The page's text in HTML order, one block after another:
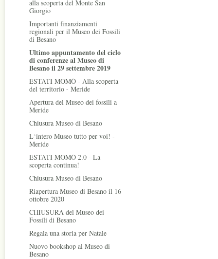
alla scoperta del Monte San
Giorgio
Importanti finanziamenti
regionali per il Museo dei Fossili
di Besano
Ultimo appuntamento del ciclo
di conferenze al Museo di
Besano il 29 settembre 2019
ESTATI MOMÒ - Alla scoperta
del territorio - Meride
Apertura del Museo dei fossili a
Meride
Chiusura Museo di Besano
L‘intero Museo tutto per voi! -
Meride
ESTATI MOMÒ 2.0 - La
scoperta continua!
Chiusura Museo di Besano
Riapertura Museo di Besano il 16
ottobre 2020
CHIUSURA del Museo dei
Fossili di Besano
Regala una storia per Natale
Nuovo bookshop al Museo di
Besano